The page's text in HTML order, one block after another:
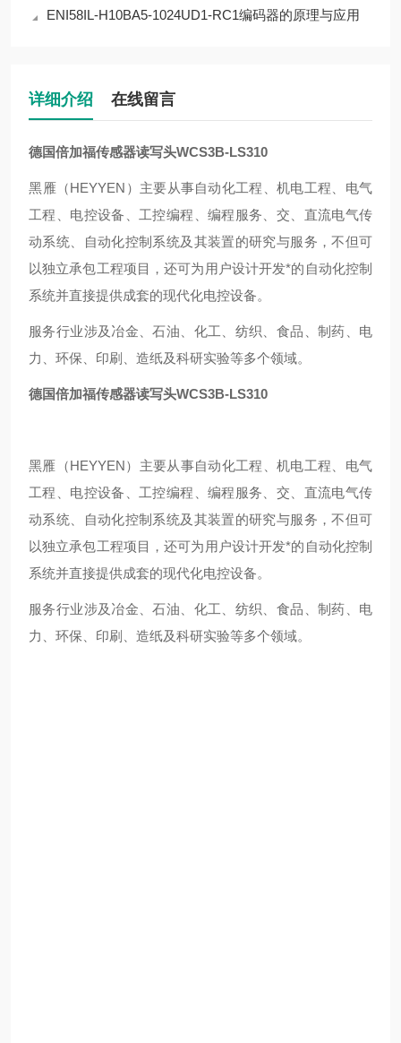
ENI58IL-H10BA5-1024UD1-RC1编码器的原理与应用
详细介绍 在线留言
德国倍加福传感器读写头WCS3B-LS310
‌黑雁（HEYYEN）主要从事自动化工程、机电工程、电气
工程、电控设备、工控编程、编程服务、交、直流电气传
动系统、自动化控制系统及其装置的研究与服务，不但可
以独立承包工程项目，还可为用户设计开发*的自动化控制
系统并直接提供成套的现代化电控设备。
服务行业涉及冶金、石油、化工、纺织、食品、制药、电
力、环保、印刷、造纸及科研实验等多个领域。
德国倍加福传感器读写头WCS3B-LS310
黑雁（HEYYEN）主要从事自动化工程、机电工程、电气
工程、电控设备、工控编程、编程服务、交、直流电气传
动系统、自动化控制系统及其装置的研究与服务，不但可
以独立承包工程项目，还可为用户设计开发*的自动化控制
系统并直接提供成套的现代化电控设备。
服务行业涉及冶金、石油、化工、纺织、食品、制药、电
力、环保、印刷、造纸及科研实验等多个领域。